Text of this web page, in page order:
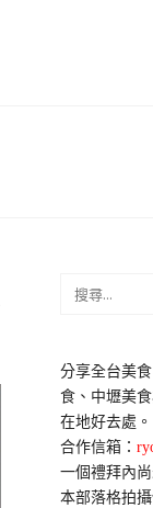
鍵
字:
分享全台美
食、中壢美
在地好去處。
合作信箱：
一個禮拜內
本部落格拍攝